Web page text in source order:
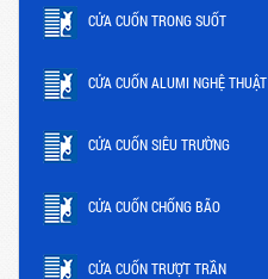
CỬA CUỐN TRONG SUỐT
CỬA CUỐN ALUMI NGHỆ THUẬT
CỬA CUỐN SIÊU TRƯỜNG
CỬA CUỐN CHỐNG BÃO
CỬA CUỐN TRƯỢT TRẦN